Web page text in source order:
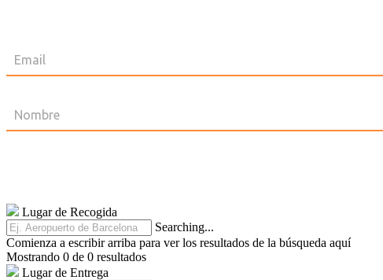
Lugar de Recogida
Searching...
Comienza a escribir arriba para ver los resultados de la búsqueda aquí
Mostrando 0 de 0 resultados
Lugar de Entrega